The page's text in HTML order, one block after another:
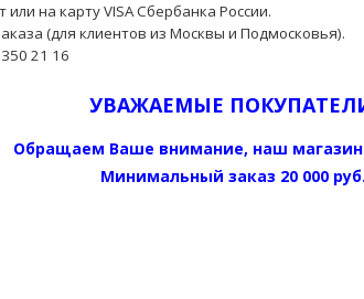
на карту VISA Сбербанка России.
(для клиентов из Москвы и Подмосковья).
21 16
УВАЖАЕМЫЕ
Обращаем Ваше внимание, наш
Минимальный заказ 20 000 руб.